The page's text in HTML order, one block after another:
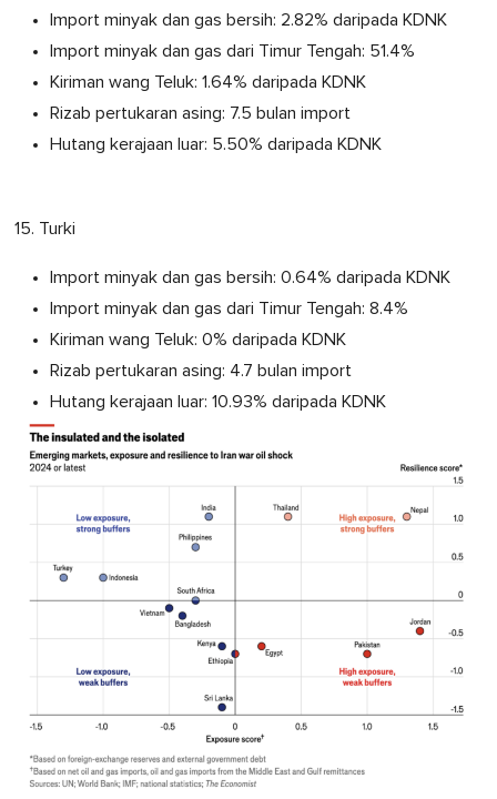
Import minyak dan gas bersih: 2.82% daripada KDNK
Import minyak dan gas dari Timur Tengah: 51.4%
Kiriman wang Teluk: 1.64% daripada KDNK
Rizab pertukaran asing: 7.5 bulan import
Hutang kerajaan luar: 5.50% daripada KDNK
15. Turki
Import minyak dan gas bersih: 0.64% daripada KDNK
Import minyak dan gas dari Timur Tengah: 8.4%
Kiriman wang Teluk: 0% daripada KDNK
Rizab pertukaran asing: 4.7 bulan import
Hutang kerajaan luar: 10.93% daripada KDNK